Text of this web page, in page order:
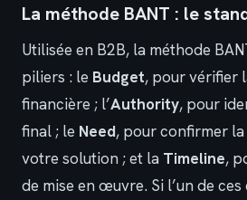
La méthode BANT : le
Utilisée en B2B, la méthode
piliers : le Budget, pour vérifier
financière ; l’Authority, pour
final ; le Need, pour confirmer
votre solution ; et la Timeline,
de mise en œuvre. Si l’un de